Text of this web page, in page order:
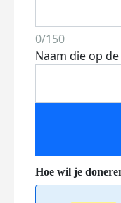
0/150
Naam die op